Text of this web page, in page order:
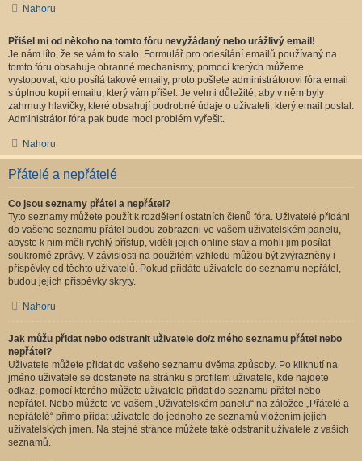
Nahoru
Přišel mi od někoho na tomto fóru nevyžádaný nebo urážlivý email!
Je nám líto, že se vám to stalo. Formulář pro odesílání emailů používaný na
tomto fóru obsahuje obranné mechanismy, pomocí kterých můžeme
vystopovat, kdo posílá takové emaily, proto pošlete administrátorovi fóra email
s úplnou kopií emailu, který vám přišel. Je velmi důležité, aby v něm byly
zahrnuty hlavičky, které obsahují podrobné údaje o uživateli, který email poslal.
Administrátor fóra pak bude moci problém vyřešit.
Nahoru
Přátelé a nepřátelé
Co jsou seznamy přátel a nepřátel?
Tyto seznamy můžete použít k rozdělení ostatních členů fóra. Uživatelé přidáni
do vašeho seznamu přátel budou zobrazeni ve vašem uživatelském panelu,
abyste k nim měli rychlý přístup, viděli jejich online stav a mohli jim posílat
soukromé zprávy. V závislosti na použitém vzhledu můžou být zvýrazněny i
příspěvky od těchto uživatelů. Pokud přidáte uživatele do seznamu nepřátel,
budou jejich příspěvky skryty.
Nahoru
Jak můžu přidat nebo odstranit uživatele do/z mého seznamu přátel nebo
nepřátel?
Uživatele můžete přidat do vašeho seznamu dvěma způsoby. Po kliknutí na
jméno uživatele se dostanete na stránku s profilem uživatele, kde najdete
odkaz, pomocí kterého můžete uživatele přidat do seznamu přátel nebo
nepřátel. Nebo můžete ve vašem „Uživatelském panelu“ na záložce „Přátelé a
nepřátelé“ přímo přidat uživatele do jednoho ze seznamů vložením jejich
uživatelských jmen. Na stejné stránce můžete také odstranit uživatele z vašich
seznamů.